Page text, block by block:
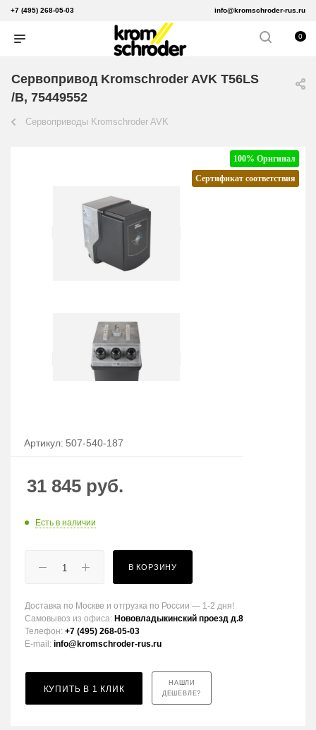
+7 (495) 268-05-03 info@kromschroder-rus.ru
0
Сервопривод Kromschroder AVK T56LS
/B, 75449552
Сервоприводы Kromschroder AVK
100% Оригинал
Сертификат соответствия
Артикул: 507-540-187
31 845 руб.
Есть в наличии
В КОРЗИНУ
Доставка по Москве и отгрузка по России — 1-2 дня!
Самовывоз из офиса: Нововладыкинский проезд д.8
Телефон: +7 (495) 268-05-03
E-mail: info@kromschroder-rus.ru
КУПИТЬ В 1 КЛИК
НАШЛИ
ДЕШЕВЛЕ?